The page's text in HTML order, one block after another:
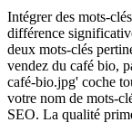
Intégrer des mots-
différence
deux mots-clés
vendez du café bio,
café-bio.jpg' coche
votre nom de mots-
SEO. La qualité